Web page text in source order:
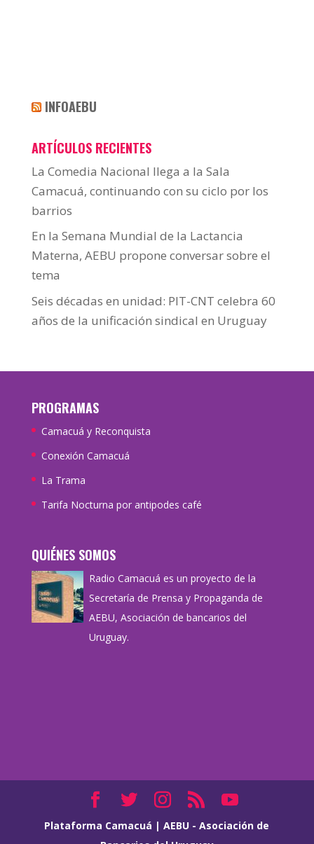
INFOAEBU
ARTÍCULOS RECIENTES
La Comedia Nacional llega a la Sala
Camacuá, continuando con su ciclo por los
barrios
En la Semana Mundial de la Lactancia
Materna, AEBU propone conversar sobre el
tema
Seis décadas en unidad: PIT-CNT celebra 60
años de la unificación sindical en Uruguay
PROGRAMAS
Camacuá y Reconquista
Conexión Camacuá
La Trama
Tarifa Nocturna por antipodes café
QUIÉNES SOMOS
Radio Camacuá es un proyecto de la
Secretaría de Prensa y Propaganda de
AEBU, Asociación de bancarios del
Uruguay.
Plataforma Camacuá |AEBU - Asociación de